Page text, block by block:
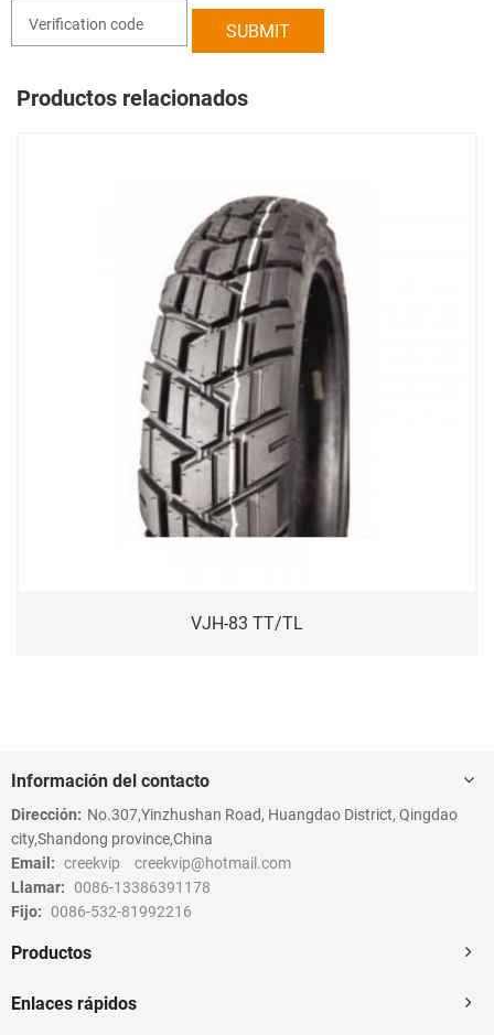
Productos relacionados
VJH-83 TT/TL
Información del contacto
Dirección: No.307,Yinzhushan Road, Huangdao District, Qingdao
city,Shandong province,China
Email: creekvip
creekvip@hotmail.com
Llamar: 0086-13386391178
Fijo: 0086-532-81992216
Productos
Enlaces rápidos